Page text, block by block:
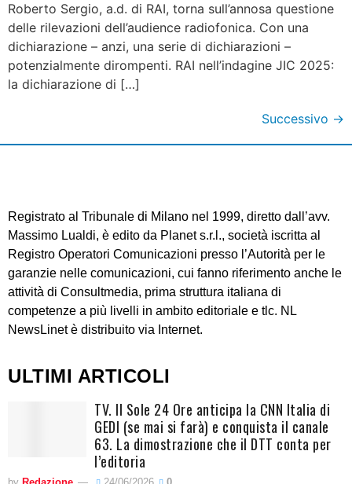
Roberto Sergio, a.d. di RAI, torna sull’annosa questione
delle rilevazioni dell’audience radiofonica. Con una
dichiarazione – anzi, una serie di dichiarazioni –
potenzialmente dirompenti. RAI nell’indagine JIC 2025:
la dichiarazione di […]
Successivo →
Registrato al Tribunale di Milano nel 1999, diretto dall’avv.
Massimo Lualdi, è edito da Planet s.r.l., società iscritta al
Registro Operatori Comunicazioni presso l’Autorità per le
garanzie nelle comunicazioni, cui fanno riferimento anche le
attività di Consultmedia, prima struttura italiana di
competenze a più livelli in ambito editoriale e tlc. NL
NewsLinet è distribuito via Internet.
ULTIMI ARTICOLI
TV. Il Sole 24 Ore anticipa la CNN Italia di
GEDI (se mai si farà) e conquista il canale
63. La dimostrazione che il DTT conta per
l’editoria